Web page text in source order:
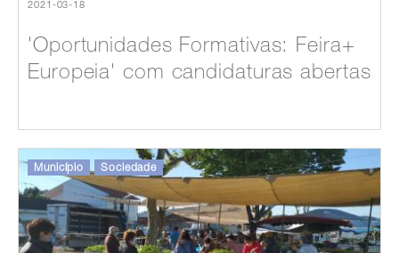
2021-03-18
'Oportunidades Formativas: Feira+
Europeia' com candidaturas abertas
Município Sociedade